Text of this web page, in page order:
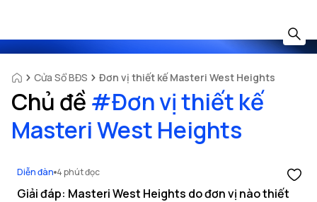
Cửa Sổ BĐS Đơn vị thiết kế Masteri West Heights
Chủ đề #Đơn vị thiết kế
Masteri West Heights
Diễn đàn 4 phút đọc
Giải đáp: Masteri West Heights do đơn vị nào thiết